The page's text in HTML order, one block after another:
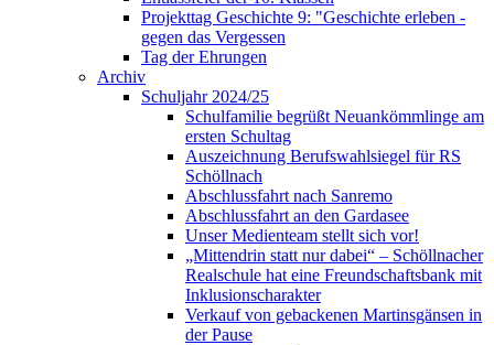
Projekttag Geschichte 9: "Geschichte erleben -
gegen das Vergessen
Tag der Ehrungen
Archiv
Schuljahr 2024/25
Schulfamilie begrüßt Neuankömmlinge am
ersten Schultag
Auszeichnung Berufswahlsiegel für RS
Schöllnach
Abschlussfahrt nach Sanremo
Abschlussfahrt an den Gardasee
Unser Medienteam stellt sich vor!
„Mittendrin statt nur dabei“ – Schöllnacher
Realschule hat eine Freundschaftsbank mit
Inklusionscharakter
Verkauf von gebackenen Martinsgänsen in
der Pause